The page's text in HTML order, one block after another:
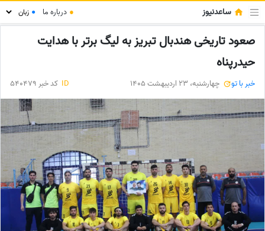
ساعدنیوز ● درباره ما ●
صعود تاریخی هندبال تبریز به لیگ برتر با هدایت
حیدرپناه
خبر با تو چهارشنبه، 23 اردیبهشت 1405 ID کد خبر 540479